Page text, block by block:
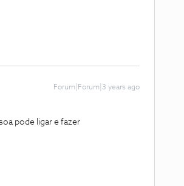
Forum|Forum|3 years ago
pode ligar e fazer